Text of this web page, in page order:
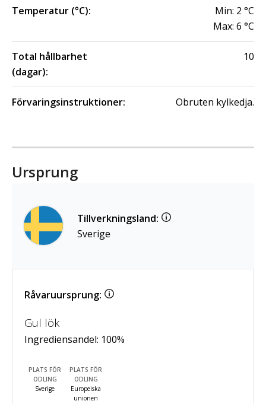
Temperatur (°C): Min: 2 °C
Max: 6 °C
Total hållbarhet
(dagar):
10
Förvaringsinstruktioner: Obruten kylkedja.
Ursprung
Tillverkningsland:
Sverige
Råvaruursprung:
Gul lök
Ingrediensandel: 100%
PLATS FÖR
ODLING
Sverige
PLATS FÖR
ODLING
Europeiska
unionen